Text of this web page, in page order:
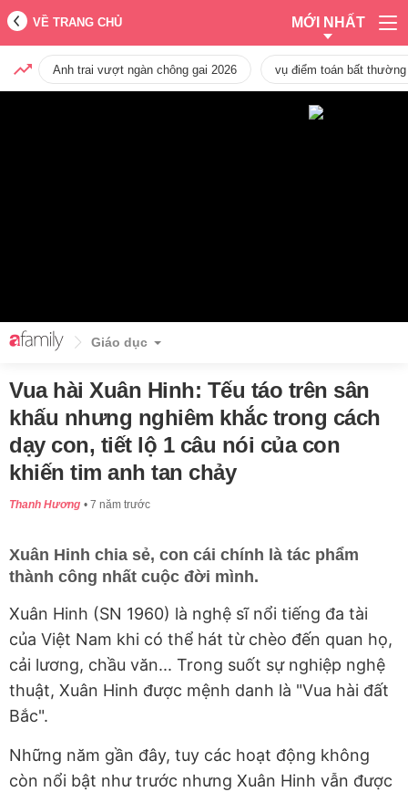
VỀ TRANG CHỦ MỚI NHẤT
Anh trai vượt ngàn chông gai 2026 vụ điểm toán bất
Giáo dục
Vua hài Xuân Hinh: Tếu táo trên sân
khấu nhưng nghiêm khắc trong cách
dạy con, tiết lộ 1 câu nói của con
khiến tim anh tan chảy
Thanh Hương 7 năm trước
Xuân Hinh chia sẻ, con cái chính là tác phẩm
thành công nhất cuộc đời mình.
Xuân Hinh (SN 1960) là nghệ sĩ nổi tiếng đa tài
của Việt Nam khi có thể hát từ chèo đến quan họ,
cải lương, chầu văn... Trong suốt sự nghiệp nghệ
thuật, Xuân Hinh được mệnh danh là "Vua hài đất
Bắc".
Những năm gần đây, tuy các hoạt động không
còn nổi bật như trước nhưng Xuân Hinh vẫn được